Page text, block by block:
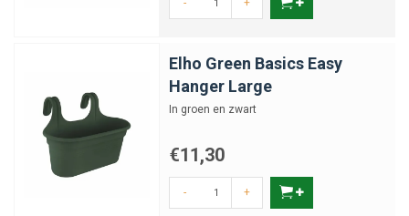
- +
Elho Green Basics Easy
Hanger Large
In groen en zwart
€11,30
- +